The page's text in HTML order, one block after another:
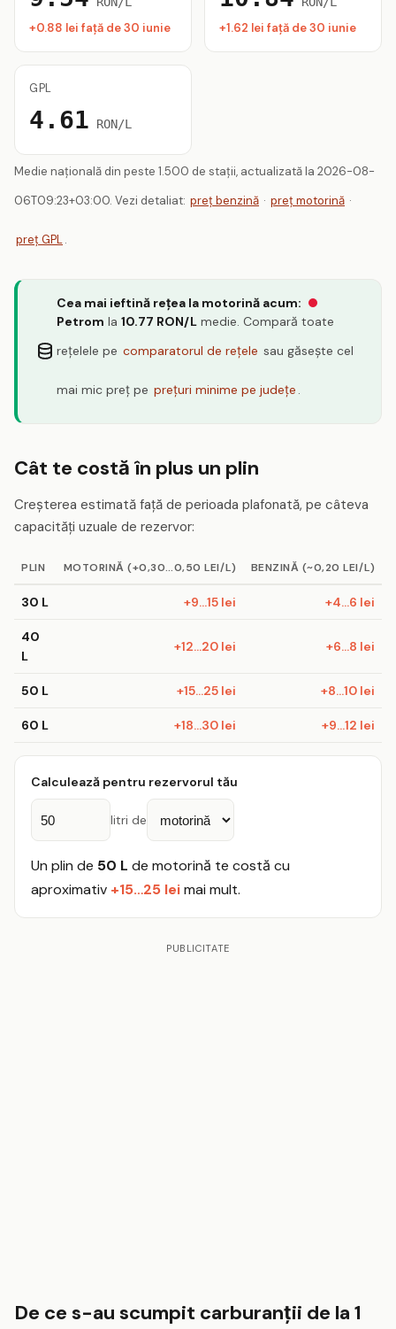
+0.88 lei față de 30 iunie +1.62 lei față de 30 iunie
GPL
4.61 RON/L
Medie națională din peste 1.500 de stații, actualizată la 2026-08-
06T09:23+03:00. Vezi detaliat: preț benzină · preț motorină ·
preț GPL.
Cea mai ieftină rețea la motorină acum:
Petrom la 10.77 RON/L medie. Compară toate
rețelele pe comparatorul de rețele sau găsește cel
mai mic preț pe prețuri minime pe județe
Cât te costă în plus un plin
Creșterea estimată față de perioada plafonată, pe câteva
capacități uzuale de rezervor:
PLIN MOTORINĂ (+0,30…0,50 LEI/L) BENZINĂ (~0,20 LEI/L)
30 L +9…15 lei +4…6 lei
40
L
+12…20 lei +6…8 lei
50 L +15…25 lei +8…10 lei
60 L +18…30 lei +9…12 lei
Calculează pentru rezervorul tău
litri de
Un plin de 50 L de motorină te costă cu
aproximativ +15…25 leimai mult.
PUBLICITATE
De ce s-au scumpit carburanții de la 1